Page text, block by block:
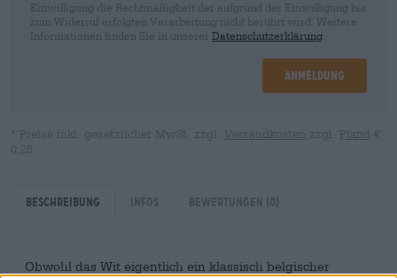
Einwilligung die Rechtmäßigkeit der aufgrund der Einwilligung bis
zum Widerruf erfolgten Verarbeitung nicht berührt wird. Weitere
Informationen finden Sie in unserer Datenschutzerklärung
Anmeldung
* Preise inkl. gesetzlicher MwSt. zzgl. Versandkosten zzgl. Pfand €
0,25
Beschreibung Infos Bewertungen (0)
Obwohl das Wit eigentlich ein klassisch belgischer